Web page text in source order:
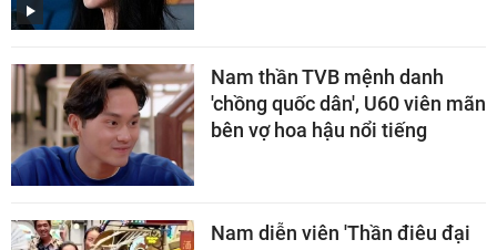
Nam thần TVB mệnh danh
'chồng quốc dân', U60 viên mãn
bên vợ hoa hậu nổi tiếng
Nam diễn viên 'Thần điêu đại